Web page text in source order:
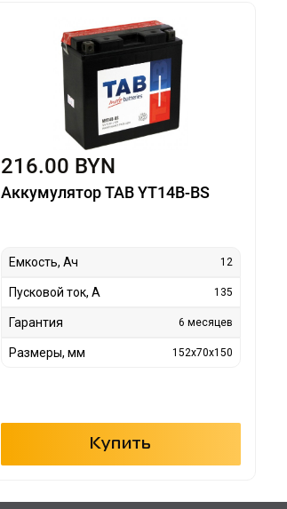
216.00 BYN
Аккумулятор TAB YT14B-BS
Емкость, Ач 12
Пусковой ток, А 135
Гарантия 6 месяцев
Размеры, мм 152x70x150
Купить